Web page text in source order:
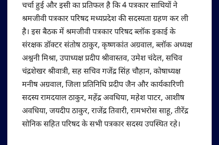
चर्चा हुई और इसी का प्रतिफल है कि 4 पत्रकार साथियों ने
श्रमजीवी पत्रकार परिषद मध्यप्रदेश की सदस्यता ग्रहण कर ली
है। इस बैठक में श्रमजीवी पत्रकार परिषद ब्लॉक इकाई के
संरक्षक डॉक्टर संतोष ठाकुर, कृष्णकांत अग्रवाल, ब्लॉक अध्यक्ष
अश्वनी मिश्रा, उपाध्यक्ष प्रदीप श्रीवास्तव, उमेश चंदेल, सचिव
चंद्रशेखर श्रीवात्री, सह सचिव गजेंद्र सिंह चौहान, कोषाध्यक्ष
मनीष अग्रवाल, जिला प्रतिनिधि प्रदीप जैन और कार्यकारिणी
सदस्य रामदयाल ठाकुर, महेंद्र अवधिया, महेश पाटर, आशीष
अवधिया, जयदीप ठाकुर, राजेंद्र तिवारी, रामभरोस साहू, तीरेंद्र
सोनिक सहित परिषद के सभी पत्रकार सदस्य उपस्थित रहे।